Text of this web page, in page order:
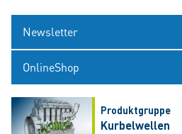
Newsletter
OnlineShop
Produktgruppe
Kurbelwellen